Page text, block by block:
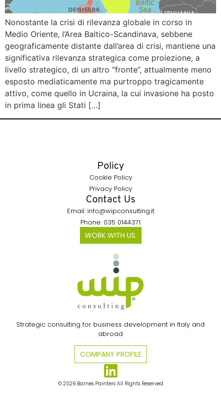
Nonostante la crisi di rilevanza globale in corso in
Medio Oriente, l’Area Baltico-Scandinava, sebbene
geograficamente distante dall’area di crisi, mantiene una
significativa rilevanza strategica come proiezione, a
livello strategico, di un altro “fronte”, attualmente meno
esposto mediaticamente ma purtroppo tragicamente
attivo, come quello in Ucraina, la cui invasione ha posto
in prima linea gli Stati […]
Strategic consulting for business development in Italy and
abroad
COMPANY PROFILE
© 2026 Barnes Painters All Rights Reserved
Policy
Cookie Policy
Privacy Policy
Contact Us
Email: info@wipconsulting.it
Phone: 035 0144371
WORK WITH US.